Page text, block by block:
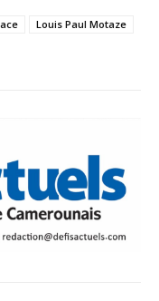
Louis Paul Motaze